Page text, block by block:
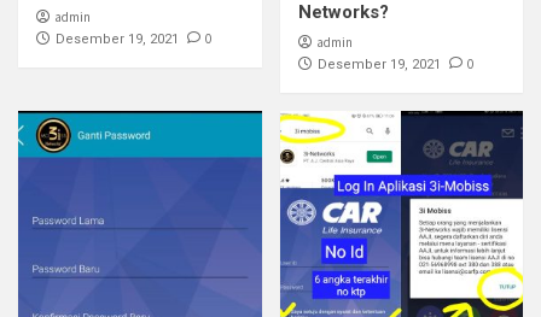
admin
Desember 19, 2021 0
Networks?
admin
Desember 19, 2021 0